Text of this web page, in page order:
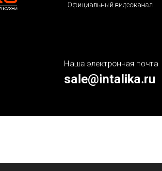
Официальный видеоканал
Наша электронная почта
sale@intalika.ru